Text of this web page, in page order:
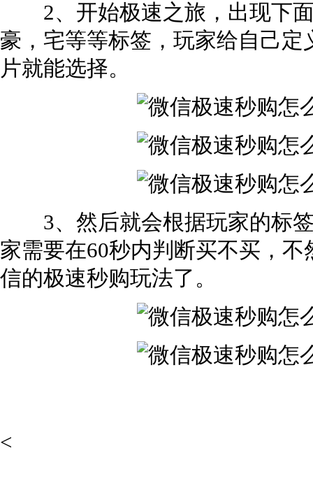
2、开始极速之旅，出现下面
豪，宅等等标签，玩家给自己
片就能选择。
3、然后就会根据玩家的标签
家需要在60秒内判断买不买，
信的极速秒购玩法了。
<